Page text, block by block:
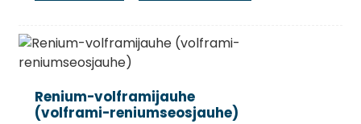
Renium-volframijauhe
(volframi-reniumseosjauhe)